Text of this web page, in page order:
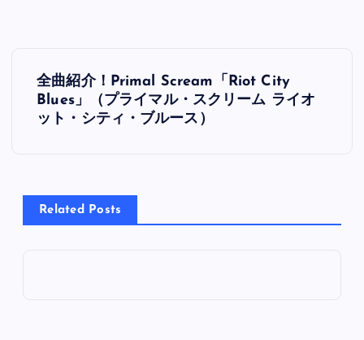
投
稿
ビ
ゲ
全曲紹介！Primal Scream「Riot City
Blues」（プライマル・スクリーム ライオ
ット・シティ・ブルース）
Related Posts